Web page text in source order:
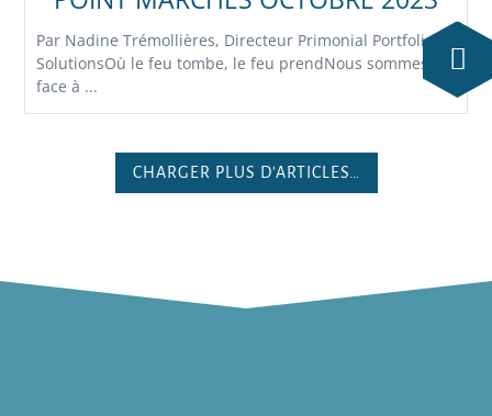
Par Nadine Trémollières, Directeur Primonial Portfolio
SolutionsOù le feu tombe, le feu prendNous sommes
face à ...
CHARGER PLUS D'ARTICLES…